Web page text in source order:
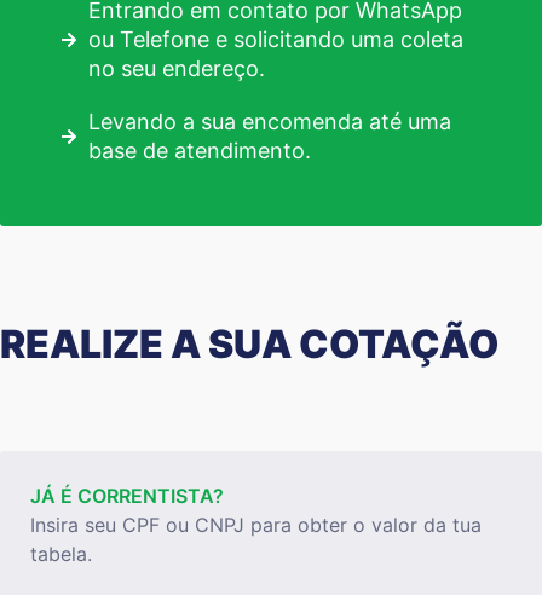
Entrando em contato por WhatsApp
ou Telefone e solicitando uma coleta
no seu endereço.
Levando a sua encomenda até uma
base de atendimento.
REALIZE A SUA COTAÇÃO
JÁ É CORRENTISTA?
Insira seu CPF ou CNPJ para obter o valor da tua
tabela.